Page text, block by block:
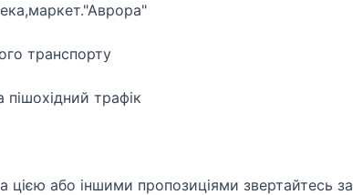
транспорту
трафік
цією або іншими пропозиціями звертайтесь за